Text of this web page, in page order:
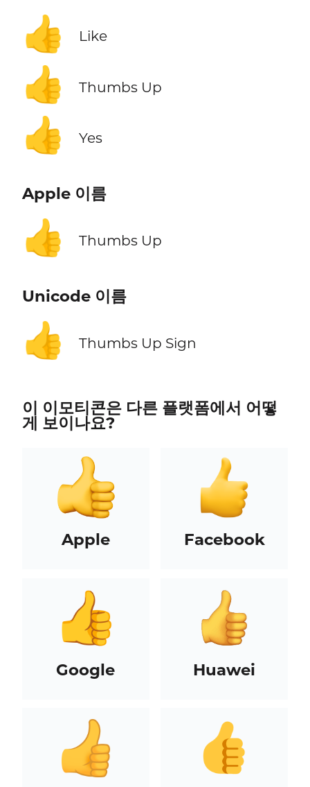
👍 Like
👍 Thumbs Up
👍 Yes
Apple 이름
👍 Thumbs Up
Unicode 이름
👍 Thumbs Up Sign
이 이모티콘은 다른 플랫폼에서 어떻
게 보이나요?
Apple Facebook
Google Huawei